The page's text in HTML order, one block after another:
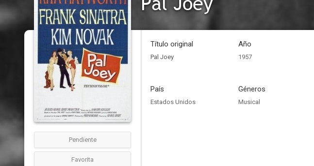
Pendiente
Favorita
Título original
Pal Joey
Año
1957
País
Estados Unidos
Géneros
Musical